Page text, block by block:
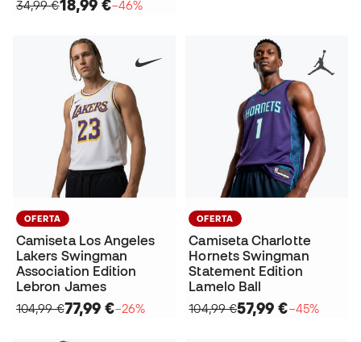
34,99 €18,99 €−46%
OFERTA
Camiseta Los Angeles
Lakers Swingman
Association Edition
Lebron James
104,99 €77,99 €−26%
OFERTA
Camiseta Charlotte
Hornets Swingman
Statement Edition
Lamelo Ball
104,99 €57,99 €−45%